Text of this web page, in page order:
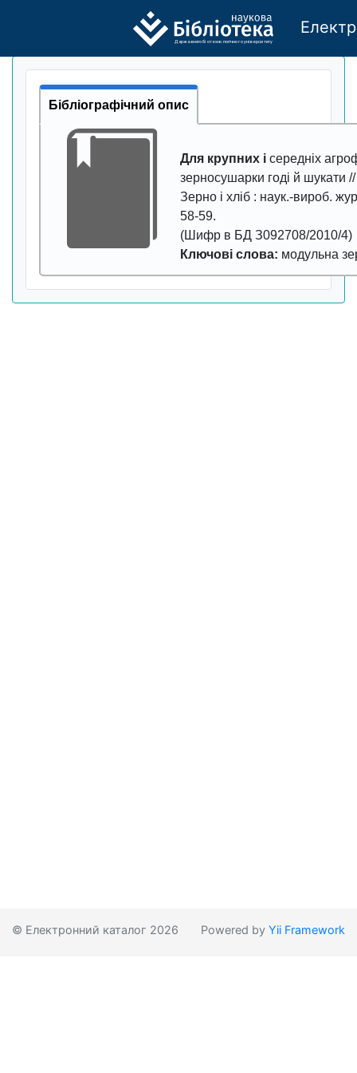
Державного бі отехно логічно го універси тету
Бібліографічний опис
Для крупних і середніх
зерносушарки годі й шукати //
Зерно і хліб : наук.-вироб.
58-59.
(Шифр в БД З092708/2010/4)
Ключові слова: модульна
© Електронний каталог 2026 Powered by Yii Framework